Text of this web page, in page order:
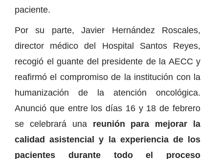
paciente.
Por su parte, Javier Hernández Roscales,
director médico del Hospital Santos Reyes,
recogió el guante del presidente de la AECC y
reafirmó el compromiso de la institución con la
humanización de la atención oncológica.
Anunció que entre los días 16 y 18 de febrero
se celebrará una reunión para mejorar la
calidad asistencial y la experiencia de los
pacientes durante todo el proceso